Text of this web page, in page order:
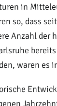
in
so, dass
Anzahl der
waren es